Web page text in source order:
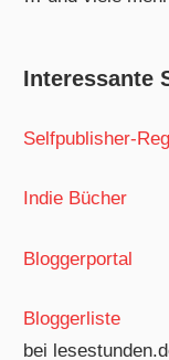
Interessante
Selfpublisher-
Indie Bücher
Bloggerportal
Bloggerliste
bei